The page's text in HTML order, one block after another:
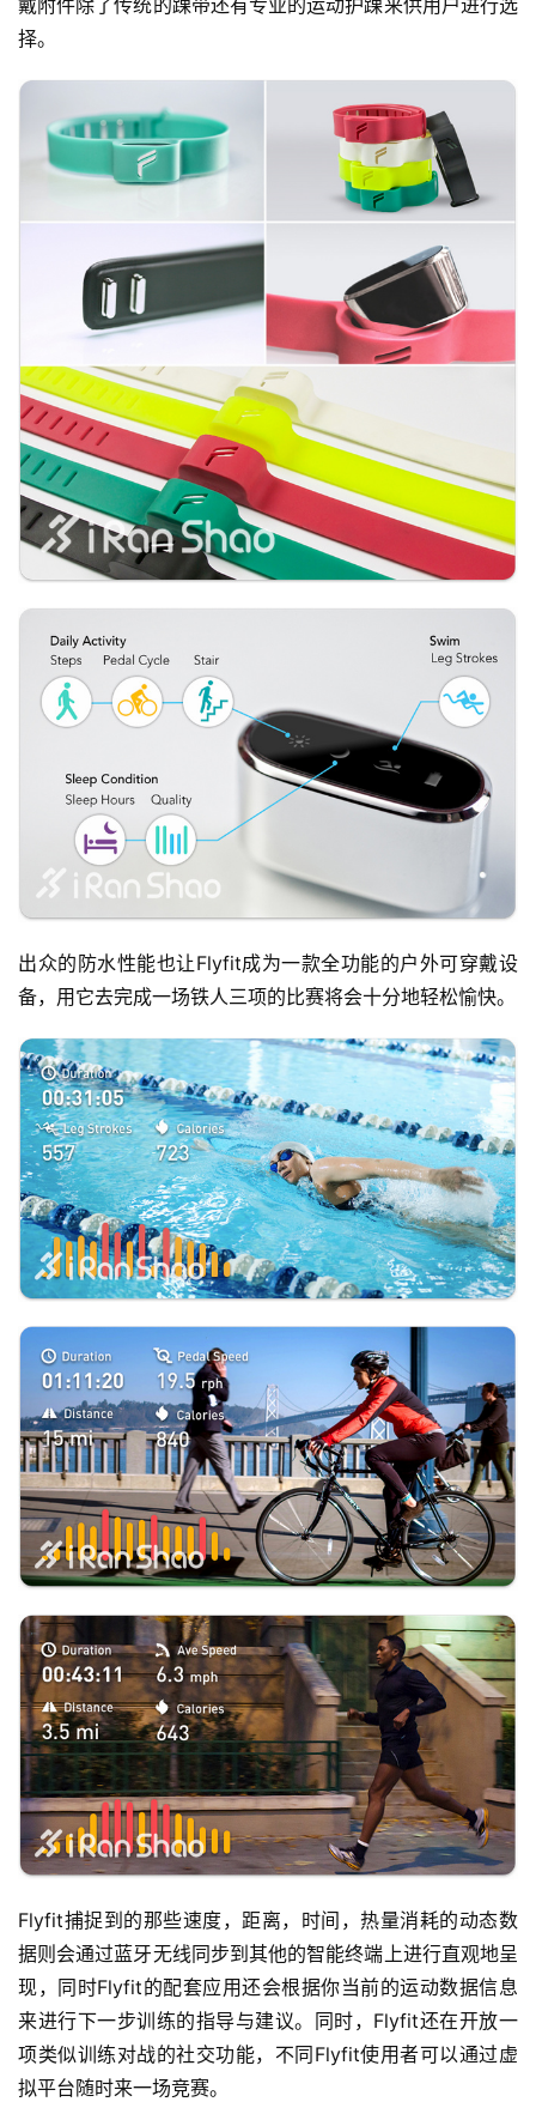
比
赛
观
察
装
备
训
练
视
频
用
户
精
选
运
动
戴附件除了传统的踝带还有专业的运动护踝来供用户进行选
择。
出众的防水性能也让Flyfit成为一款全功能的户外可穿戴设
备，用它去完成一场铁人三项的比赛将会十分地轻松愉快。
Flyfit捕捉到的那些速度，距离，时间，热量消耗的动态数
据则会通过蓝牙无线同步到其他的智能终端上进行直观地呈
现，同时Flyfit的配套应用还会根据你当前的运动数据信息
来进行下一步训练的指导与建议。同时，Flyfit还在开放一
项类似训练对战的社交功能，不同Flyfit使用者可以通过虚
拟平台随时来一场竞赛。